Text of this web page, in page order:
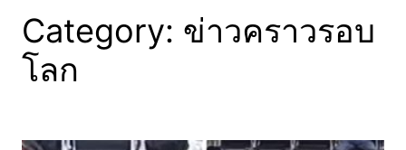
Category: ข่าวคราวรอบ
โลก